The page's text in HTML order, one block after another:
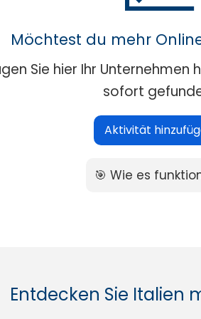
Möchtest du mehr
Sie hier Ihr Unternehmen
sofort
Aktivität
🎯 Wie es
Entdecken Sie Italien